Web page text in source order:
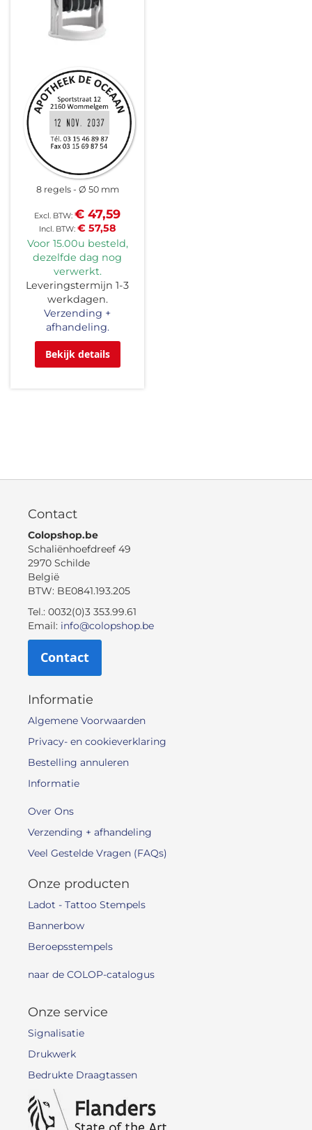
8 regels Ø 50 mm
€ 57,58
€ 47,59
Voor 15.00u besteld,
dezelfde dag nog
verwerkt.
Leveringstermijn 1-3
werkdagen.
Verzending +
afhandeling.
Bekijk details
Contact
Colopshop.be
Schaliënhoefdreef 49
2970 Schilde
België
BTW: BE0841.193.205
Tel.: 0032(0)3 353.99.61
Email: info@colopshop.be
Contact
Informatie
Algemene Voorwaarden
Privacy- en cookieverklaring
Bestelling annuleren
Informatie
Over Ons
Verzending + afhandeling
Veel Gestelde Vragen (FAQs)
Onze producten
Ladot - Tattoo Stempels
Bannerbow
Beroepsstempels
naar de COLOP-catalogus
Onze service
Signalisatie
Drukwerk
Bedrukte Draagtassen